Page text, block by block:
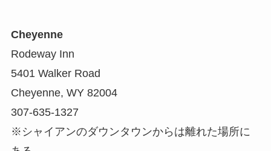
Cheyenne
Rodeway Inn
5401 Walker Road
Cheyenne, WY 82004
307-635-1327
※シャイアンのダウンタウンからは離れた場所に